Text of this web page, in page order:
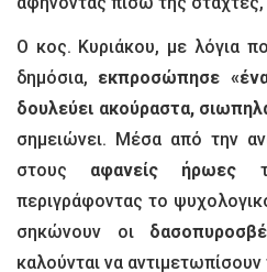
Ο κος. Κυριάκου, με λόγια
δημόσια, εκπροσώπησε
δουλεύει ακούραστα,
σημειώνει. Μέσα από την
στους αφανείς ήρωες
περιγράφοντας το
σηκώνουν οι
καλούνται να αντιμετωπίσουν